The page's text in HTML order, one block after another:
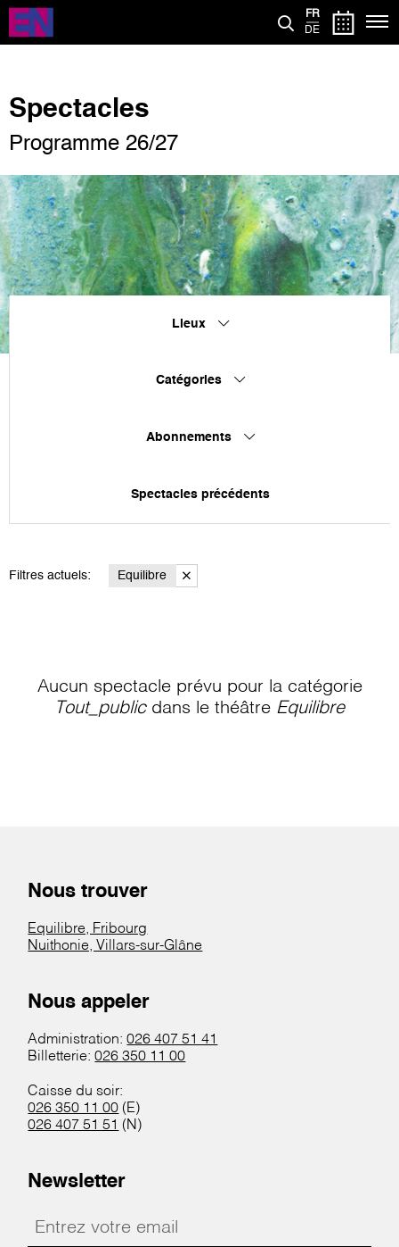
Aller
contenu
FR
DE
Spectacles
Programme 26/27
Lieux
Catégories
Abonnements
Spectacles précédents
Filtres actuels: Equilibre
Aucun spectacle prévu pour la catégorie
Tout_publicdans le théâtre Equilibre
Nous trouver
Equilibre, Fribourg
Nuithonie, Villars-sur-Glâne
Nous appeler
Administration:026 407 51 41
Billetterie:026 350 11 00
Caisse du soir:
026 350 11 00 (E)
026 407 51 51 (N)
Newsletter